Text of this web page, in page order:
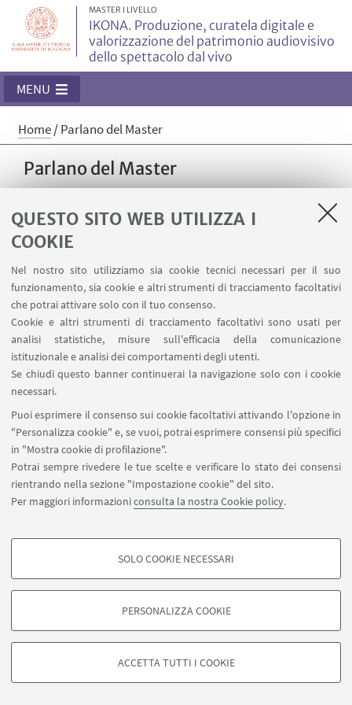
QUESTO SITO WEB UTILIZZA I
COOKIE
Nel nostro sito utilizziamo sia cookie tecnici necessari per il suo
funzionamento, sia cookie e altri strumenti di tracciamento facoltativi
che potrai attivare solo con il tuo consenso.
Cookie e altri strumenti di tracciamento facoltativi sono usati per
analisi statistiche, misure sull'efficacia della comunicazione
istituzionale e analisi dei comportamenti degli utenti.
Se chiudi questo banner continuerai la navigazione solo con i cookie
necessari.
Puoi esprimere il consenso sui cookie facoltativi attivando l'opzione in
"Personalizza cookie" e, se vuoi, potrai esprimere consensi più specifici
in "Mostra cookie di profilazione".
Potrai sempre rivedere le tue scelte e verificare lo stato dei consensi
rientrando nella sezione "Impostazione cookie" del sito.
Per maggiori informazioniconsulta la nostra Cookie policy.
COOKIE DI PROFILAZIONE - FACOLTATIVI
degli utenti, creare profili in base al loro comportamento sul sito, per analisi
di marketing.
Google/Youtube Video
SOLO COOKIE NECESSARI
PERSONALIZZA COOKIE
ACCETTA TUTTI I COOKIE
MASTER I LIVELLO
IKONA. Produzione, curatela digitale e
valorizzazione del patrimonio audiovisivo
dello spettacolo dal vivo
MENU
Home/Parlano del Master
Parlano del Master
Articoli e interviste
©Copyright 2026 - ALMA MATER STUDIORUM - Università di
Privacy- Note legali-Impostazioni Cookie